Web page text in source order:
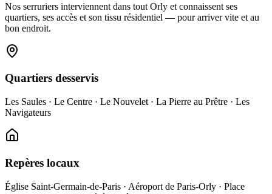
Nos serruriers interviennent dans tout Orly et connaissent ses
quartiers, ses accès et son tissu résidentiel — pour arriver vite et au
bon endroit.
Quartiers desservis
Les Saules · Le Centre · Le Nouvelet · La Pierre au Prêtre · Les
Navigateurs
Repères locaux
Église Saint-Germain-de-Paris · Aéroport de Paris-Orly · Place